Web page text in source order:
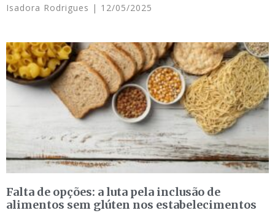
Isadora Rodrigues 12/05/2025
Falta de opções: a luta pela inclusão de
alimentos sem glúten nos estabelecimentos